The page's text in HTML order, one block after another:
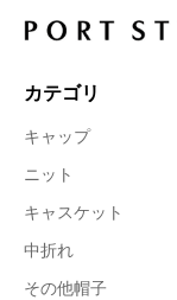
カテゴリ
キャップ
ニット
キャスケット
中折れ
その他帽子